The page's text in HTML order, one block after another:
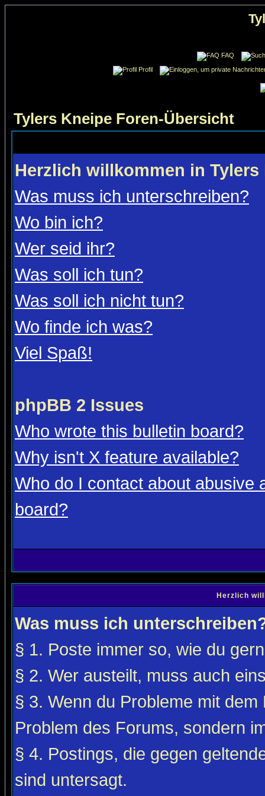
FAQ
Profil
Tylers Kneipe Foren-Übersicht
Herzlich willkommen in Tylers
Was muss ich unterschreiben?
Wo bin ich?
Wer seid ihr?
Was soll ich tun?
Was soll ich nicht tun?
Wo finde ich was?
Viel Spaß!
phpBB 2 Issues
Who wrote this bulletin board?
Why isn't X feature available?
Who do I contact about abusive
board?
Herzlich
Was muss ich
§ 1. Poste immer so, wie du
§ 2. Wer austeilt, muss auch
§ 3. Wenn du Probleme mit
Problem des Forums, sondern
§ 4. Postings, die gegen
sind untersagt.